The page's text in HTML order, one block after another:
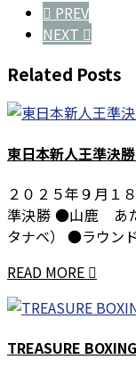
PREV
NEXT
Related Posts
東日本新人王準決
２０２５年９月１
準決勝 ●山鹿 あ
タナベ） ●ラウ
READ MORE
TREASURE